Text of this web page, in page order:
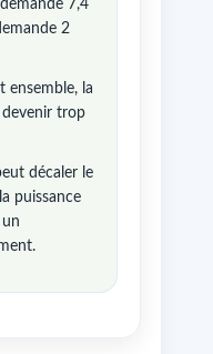
7,4
2
ensemble, la
devenir trop
décaler le
puissance